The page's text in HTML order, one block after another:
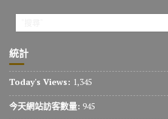
統計
Today's Views: 1,345
今天網站訪客數量: 945